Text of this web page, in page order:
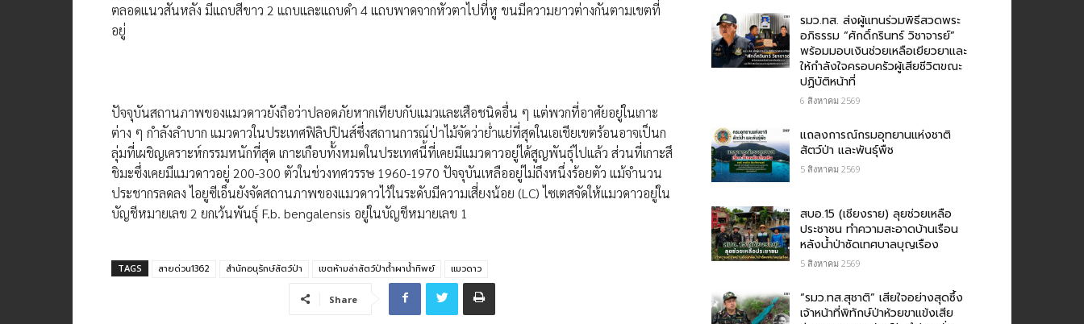
ตลอดแนวสันหลัง มีแถบสีขาว 2 แถบและแถบดำ 4 แถบพาดจากหัวตาไปที่หู ขนมีความยาวต่างกันตามเขตที่
อยู่
ปัจจุบันสถานภาพของแมวดาวยังถือว่าปลอดภัยหากเทียบกับแมวและเสือชนิดอื่น ๆ แต่พวกที่อาศัยอยู่ในเกาะ
ต่าง ๆ กำลังลำบาก แมวดาวในประเทศฟิลิปปินส์ซึ่งสถานการณ์ป่าไม้จัดว่าย่ำแย่ที่สุดในเอเชียเขตร้อนอาจเป็นก
ลุ่มที่เผชิญเคราะห์กรรมหนักที่สุด เกาะเกือบทั้งหมดในประเทศนี้ที่เคยมีแมวดาวอยู่ได้สูญพันธุ์ไปแล้ว ส่วนที่เกาะสึ
ชิมะซึ่งเคยมีแมวดาวอยู่ 200-300 ตัวในช่วงทศวรรษ 1960-1970 ปัจจุบันเหลืออยู่ไม่ถึงหนึ่งร้อยตัว แม้จำนวน
ประชากรลดลง ไอยูซีเอ็นยังจัดสถานภาพของแมวดาวไว้ในระดับมีความเสี่ยงน้อย (LC) ไซเตสจัดให้แมวดาวอยู่ใน
บัญชีหมายเลข 2 ยกเว้นพันธุ์ F.b. bengalensis อยู่ในบัญชีหมายเลข 1
TAGS สายด่วน1362 สำนักอนุรักษ์สัตว์ป่า ​เขต​ห้า​มล่า​สัตว์ป่า​ถ้ำผาน้ำทิพย์ แมวดาว
Share
รมว.ทส. ส่งผู้แทนร่วมพิธีสวดพระ
อภิธรรม “ศักดิ์กรินทร์ วิชาจารย์”
พร้อมมอบเงินช่วยเหลือเยียวยาและ
ให้กำลังใจครอบครัวผู้เสียชีวิตขณะ
ปฏิบัติหน้าที่
6 สิงหาคม 2569
แถลงการณ์กรมอุทยานแห่งชาติ
สัตว์ป่า และพันธุ์พืช
5 สิงหาคม 2569
สบอ.15 (เชียงราย) ลุยช่วยเหลือ
ประชาชน ทำความสะอาดบ้านเรือน
หลังน้ำป่าซัดเทศบาลบุญเรือง
5 สิงหาคม 2569
“รมว.ทส.สุชาติ” เสียใจอย่างสุดซึ้ง
เจ้าหน้าที่พิทักษ์ป่าห้วยขาแข้งเสีย